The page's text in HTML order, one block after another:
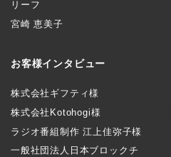
リーフ
宮崎 恵美子
お客様インタビュー
株式会社ギフティ様
株式会社Kotohogi様
ラジオ番組制作 江上佳弥子様
一般社団法人日本ブロックチ